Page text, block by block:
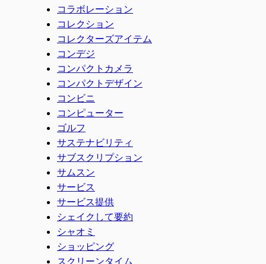
コラボレーション
コレクション
コレクターズアイテム
コンデジ
コンパクトカメラ
コンパクトデザイン
コンビニ
コンピューター
ゴルフ
サステナビリティ
サブスクリプション
サムスン
サービス
サービス提供
シェイクして要約
シャオミ
ショッピング
スクリーンタイム